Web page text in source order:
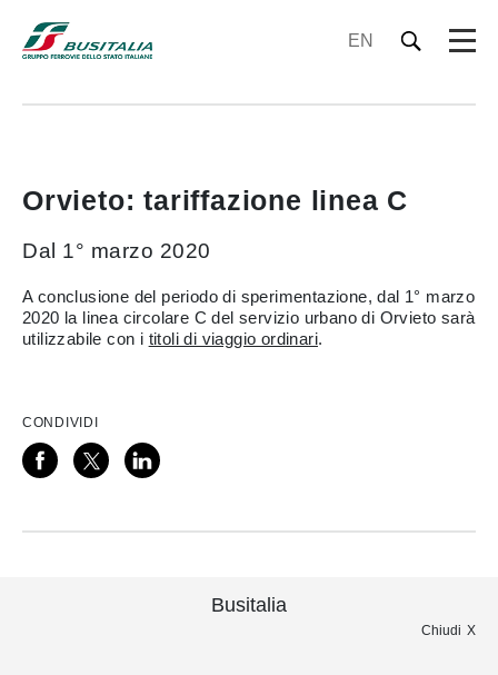
EN
Orvieto: tariffazione linea C
Dal 1° marzo 2020
A conclusione del periodo di sperimentazione, dal 1° marzo
2020 la linea circolare C del servizio urbano di Orvieto sarà
utilizzabile con i titoli di viaggio ordinari.
CONDIVIDI
Busitalia
Chiudi